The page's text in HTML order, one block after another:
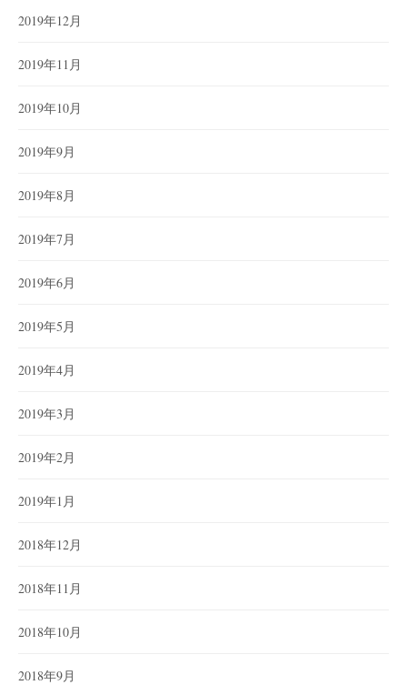
2019年12月
2019年11月
2019年10月
2019年9月
2019年8月
2019年7月
2019年6月
2019年5月
2019年4月
2019年3月
2019年2月
2019年1月
2018年12月
2018年11月
2018年10月
2018年9月